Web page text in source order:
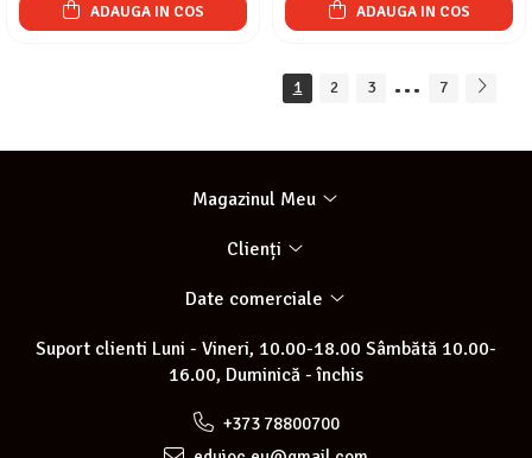
ADAUGA IN COS ADAUGA IN COS
1 2 3 ... 7
Magazinul Meu
Clienți
Date comerciale
Suport clienti Luni - Vineri, 10.00-18.00 Sâmbătă 10.00-
16.00, Duminică - închis
+373 78800700